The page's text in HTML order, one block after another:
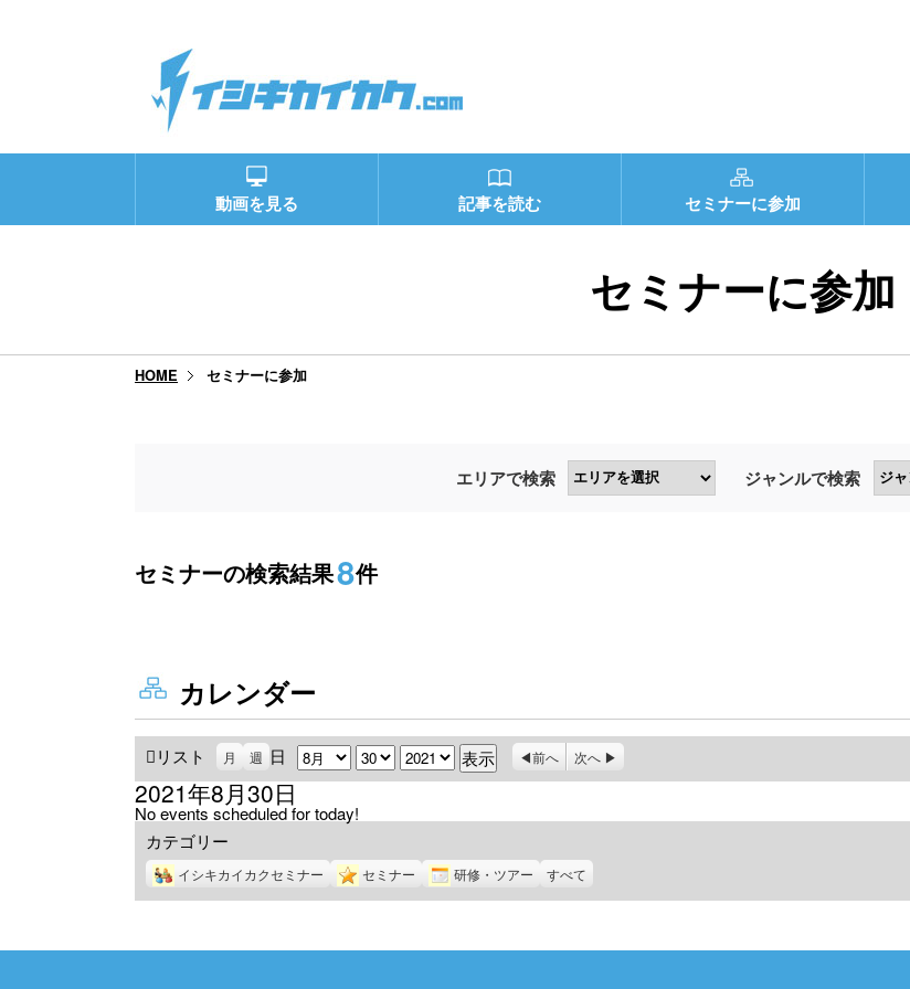
動画を見る 記事を読む セミナーに参加
セミナーに参加
HOME セミナーに参加
エリアで検索 ジャンルで検索
セミナーの検索結果8件
カレンダー
リスト
示
月 週 日 月 日 年 前へ 次へ
2021年8月30日
No events scheduled for today!
カテゴリー
イシキカイカクセミナー セミナー 研修・ツアー すべて